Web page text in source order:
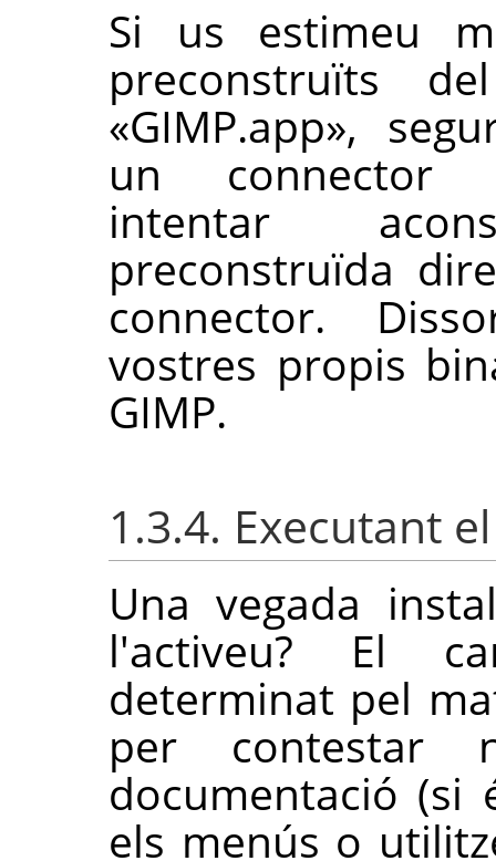
Si us estimeu
preconstruïts
«GIMP.app»,
un connector
intentar
preconstruïda
connector.
vostres propis
GIMP.
1.3.4. Executant
Una vegada
l'activeu? El
determinat pel
per contestar
documentació (si
els menús o